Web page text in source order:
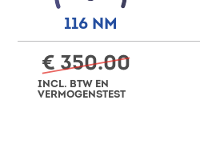
116 NM
€ 350.00
INCL. BTW EN
VERMOGENSTEST